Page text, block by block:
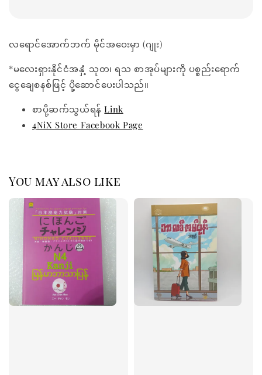
လရောင်အောက်ဘက် မိုင်အဝေးမှာ (ဂျုး)
*မလေးရှားနိုင်ငံအနှံ့ သုတ၊ ရသ စာအုပ်များကို ပစ္စည်းရောက်
ငွေချေစနစ်ဖြင့် ပို့ဆောင်ပေးပါသည်။
စာပို့ဆက်သွယ်ရန်Link
4NiX Store Facebook Page
You may also like